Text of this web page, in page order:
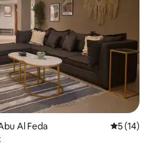
Al Feda Μέση
5 (14)